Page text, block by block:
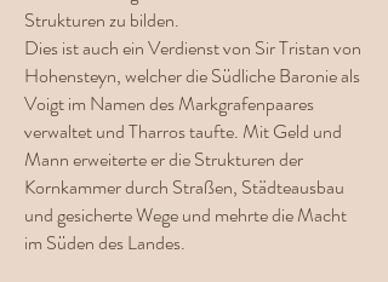
Strukturen zu bilden.
Dies ist auch ein Verdienst von Sir Tristan von
Hohensteyn, welcher die Südliche Baronie als
Voigt im Namen des Markgrafenpaares
verwaltet und Tharros taufte. Mit Geld und
Mann erweiterte er die Strukturen der
Kornkammer durch Straßen, Städteausbau
und gesicherte Wege und mehrte die Macht
im Süden des Landes.